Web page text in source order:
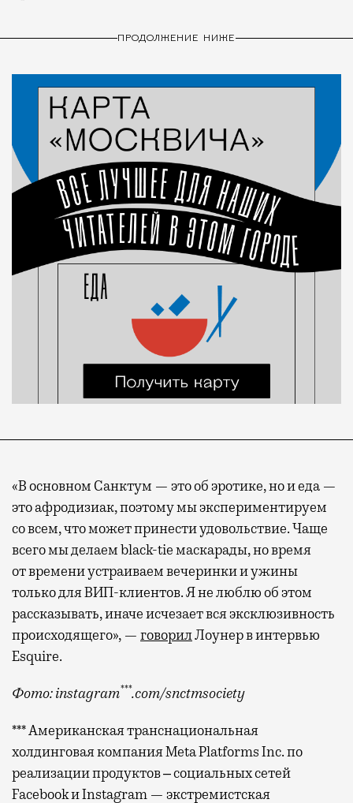
ПРОДОЛЖЕНИЕ НИЖЕ
«В основном Санктум — это об эротике, но и еда —
это афродизиак, поэтому мы экспериментируем
со всем, что может принести удовольствие. Чаще
всего мы делаем black-tie маскарады, но время
от времени устраиваем вечеринки и ужины
только для ВИП-клиентов. Я не люблю об этом
рассказывать, иначе исчезает вся эксклюзивность
происходящего», — говорилЛоунер в интервью
Esquire.
Фото: instagram***.com/snctmsociety
*** Американская транснациональная
холдинговая компания Meta Platforms Inc. по
реализации продуктов ‒ социальных сетей
Facebook и Instagram — экстремистская